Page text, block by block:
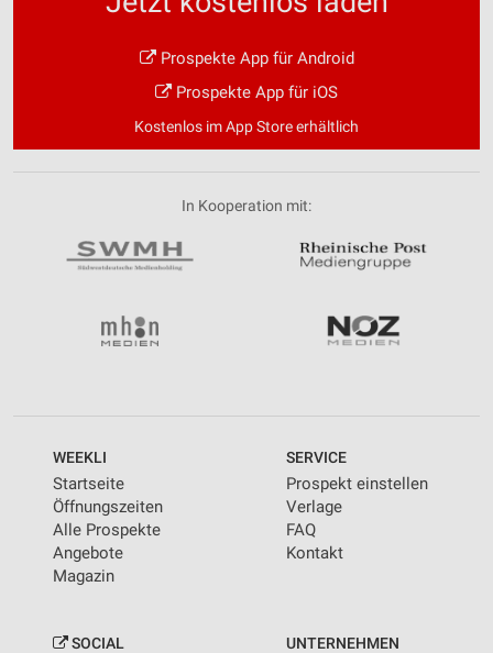
Prospekte App für Android
Prospekte App für iOS
Kostenlos im App Store erhältlich
In Kooperation mit:
WEEKLI
Startseite
Öffnungszeiten
Alle Prospekte
Angebote
Magazin
SERVICE
Prospekt einstellen
Verlage
FAQ
Kontakt
SOCIAL UNTERNEHMEN